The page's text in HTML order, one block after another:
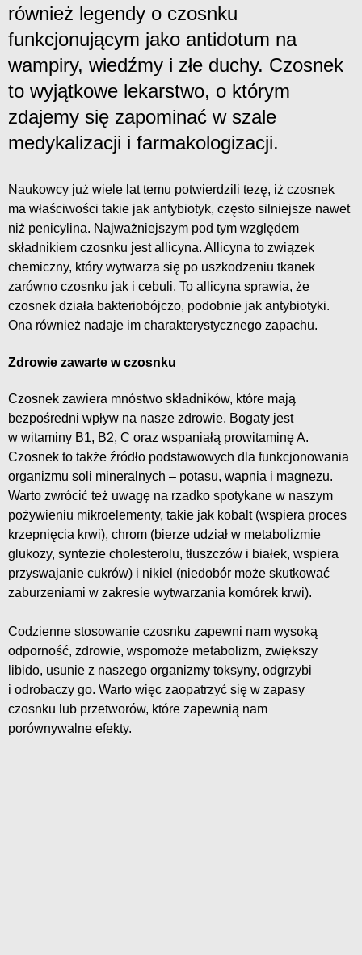
również legendy o czosnku
funkcjonującym jako antidotum na
wampiry, wiedźmy i złe duchy. Czosnek
to wyjątkowe lekarstwo, o którym
zdajemy się zapominać w szale
medykalizacji i farmakologizacji.
Naukowcy już wiele lat temu potwierdzili tezę, iż czosnek
ma właściwości takie jak antybiotyk, często silniejsze nawet
niż penicylina. Najważniejszym pod tym względem
składnikiem czosnku jest allicyna. Allicyna to związek
chemiczny, który wytwarza się po uszkodzeniu tkanek
zarówno czosnku jak i cebuli. To allicyna sprawia, że
czosnek działa bakteriobójczo, podobnie jak antybiotyki.
Ona również nadaje im charakterystycznego zapachu.
Zdrowie zawarte w czosnku
Czosnek zawiera mnóstwo składników, które mają
bezpośredni wpływ na nasze zdrowie. Bogaty jest
w witaminy B1, B2, C oraz wspaniałą prowitaminę A.
Czosnek to także źródło podstawowych dla funkcjonowania
organizmu soli mineralnych – potasu, wapnia i magnezu.
Warto zwrócić też uwagę na rzadko spotykane w naszym
pożywieniu mikroelementy, takie jak kobalt (wspiera proces
krzepnięcia krwi), chrom (bierze udział w metabolizmie
glukozy, syntezie cholesterolu, tłuszczów i białek, wspiera
przyswajanie cukrów) i nikiel (niedobór może skutkować
zaburzeniami w zakresie wytwarzania komórek krwi).
Codzienne stosowanie czosnku zapewni nam wysoką
odporność, zdrowie, wspomoże metabolizm, zwiększy
libido, usunie z naszego organizmy toksyny, odgrzybi
i odrobaczy go. Warto więc zaopatrzyć się w zapasy
czosnku lub przetworów, które zapewnią nam
porównywalne efekty.